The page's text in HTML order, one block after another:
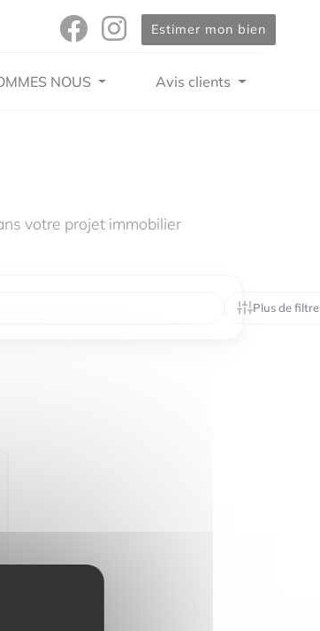
Estimer mon bien
NOUS Avis clients
votre projet immobilier
Plus de